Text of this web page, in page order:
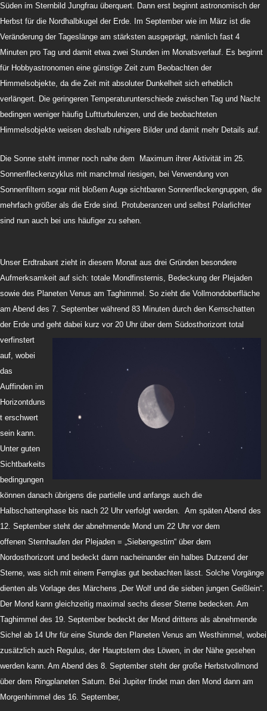
Süden im Sternbild Jungfrau überquert. Dann erst beginnt astronomisch der
Herbst für die Nordhalbkugel der Erde. Im September wie im März ist die
Veränderung der Tageslänge am stärksten ausgeprägt, nämlich fast 4
Minuten pro Tag und damit etwa zwei Stunden im Monatsverlauf. Es beginnt
für Hobbyastronomen eine günstige Zeit zum Beobachten der
Himmelsobjekte, da die Zeit mit absoluter Dunkelheit sich erheblich
verlängert. Die geringeren Temperaturunterschiede zwischen Tag und Nacht
bedingen weniger häufig Luftturbulenzen, und die beobachteten
Himmelsobjekte weisen deshalb ruhigere Bilder und damit mehr Details auf.
Die Sonne steht immer noch nahe dem Maximum ihrer Aktivität im 25.
Sonnenfleckenzyklus mit manchmal riesigen, bei Verwendung von
Sonnenfiltern sogar mit bloßem Auge sichtbaren Sonnenfleckengruppen, die
mehrfach größer als die Erde sind. Protuberanzen und selbst Polarlichter
sind nun auch bei uns häufiger zu sehen.
Unser Erdtrabant zieht in diesem Monat aus drei Gründen besondere
Aufmerksamkeit auf sich: totale Mondfinsternis, Bedeckung der Plejaden
sowie des Planeten Venus am Taghimmel. So zieht die Vollmondoberfläche
am Abend des 7. September während 83 Minuten durch den Kernschatten
der Erde und geht dabei kurz vor 20 Uhr über dem Südosthorizont total
verfinstert
auf, wobei
das
Auffinden im
Horizontduns
t erschwert
sein kann.
Unter guten
Sichtbarkeits
bedingungen
können danach übrigens die partielle und anfangs auch die
Halbschattenphase bis nach 22 Uhr verfolgt werden. Am späten Abend des
12. September steht der abnehmende Mond um 22 Uhr vor dem
offenen Sternhaufen der Plejaden = „Siebengestirn“ über dem
Nordosthorizont und bedeckt dann nacheinander ein halbes Dutzend der
Sterne, was sich mit einem Fernglas gut beobachten lässt. Solche Vorgänge
dienten als Vorlage des Märchens „Der Wolf und die sieben jungen Geißlein“.
Der Mond kann gleichzeitig maximal sechs dieser Sterne bedecken. Am
Taghimmel des 19. September bedeckt der Mond drittens als abnehmende
Sichel ab 14 Uhr für eine Stunde den Planeten Venus am Westhimmel, wobei
zusätzlich auch Regulus, der Hauptstern des Löwen, in der Nähe gesehen
werden kann. Am Abend des 8. September steht der große Herbstvollmond
über dem Ringplaneten Saturn. Bei Jupiter findet man den Mond dann am
Morgenhimmel des 16. September,